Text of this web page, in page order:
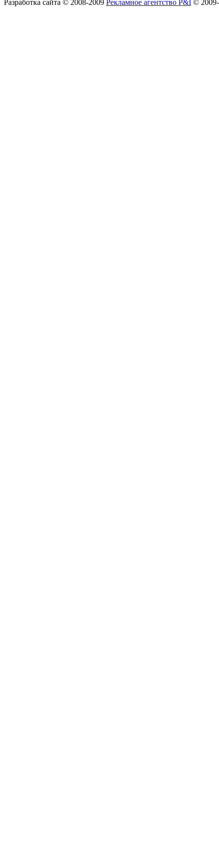
Разработка сайта © 2008-2009 Рекламное агентство P&I ©